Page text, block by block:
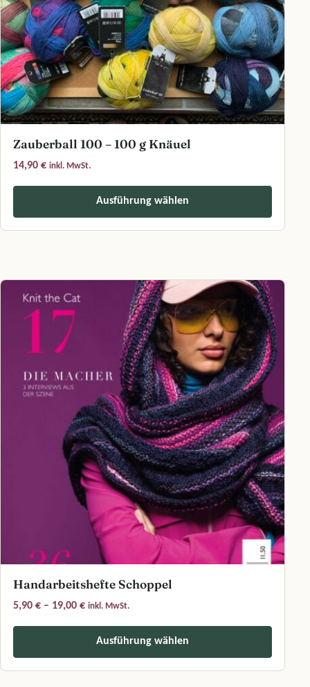
Zauberball 100 – 100 g Knäuel
14,90 € inkl. MwSt.
Ausführung wählen
Handarbeitshefte Schoppel
5,90 € – 19,00 €Preisspanne: 5,90 € bis 19,00 €
inkl. MwSt.
Ausführung wählen